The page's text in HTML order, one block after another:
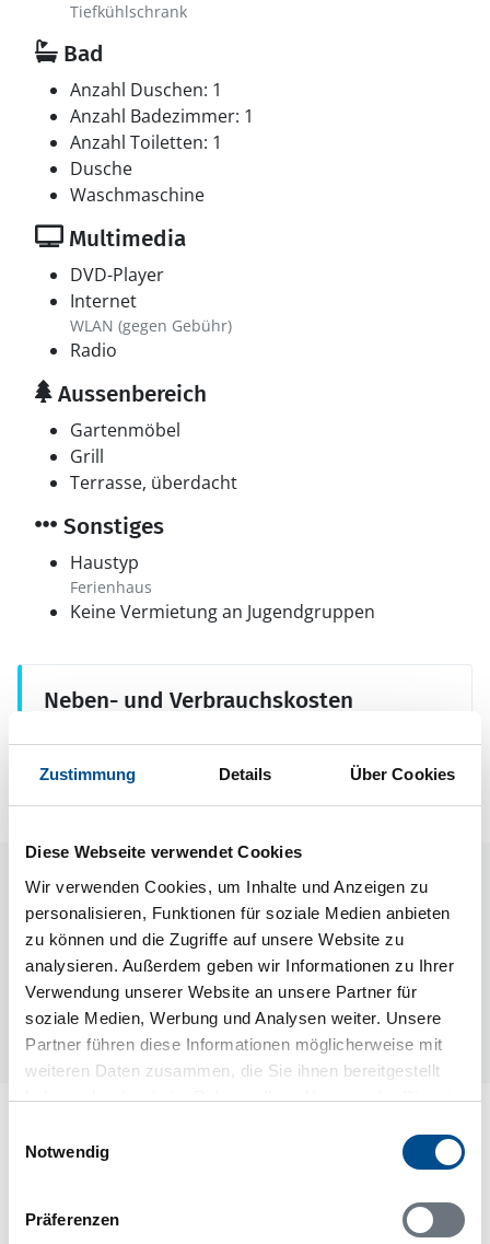
Zustimmung Details Über Cookies
Diese Webseite verwendet Cookies
Wir verwenden Cookies, um Inhalte und Anzeigen zu
personalisieren, Funktionen für soziale Medien anbieten
zu können und die Zugriffe auf unsere Website zu
analysieren. Außerdem geben wir Informationen zu Ihrer
Verwendung unserer Website an unsere Partner für
soziale Medien, Werbung und Analysen weiter. Unsere
Partner führen diese Informationen möglicherweise mit
weiteren Daten zusammen, die Sie ihnen bereitgestellt
haben oder die sie im Rahmen Ihrer Nutzung der Dienste
Notwendig
Präferenzen
Tiefkühlschrank
Bad
Anzahl Duschen: 1
Anzahl Badezimmer: 1
Anzahl Toiletten: 1
Dusche
Waschmaschine
Multimedia
DVD-Player
Internet
WLAN (gegen Gebühr)
Radio
Aussenbereich
Gartenmöbel
Grill
Terrasse, überdacht
Sonstiges
Haustyp
Ferienhaus
Keine Vermietung an Jugendgruppen
Neben- und Verbrauchskosten
nächsten Schritt im Buchungsformular.
Raumaufteilung
Gothem Nors 176